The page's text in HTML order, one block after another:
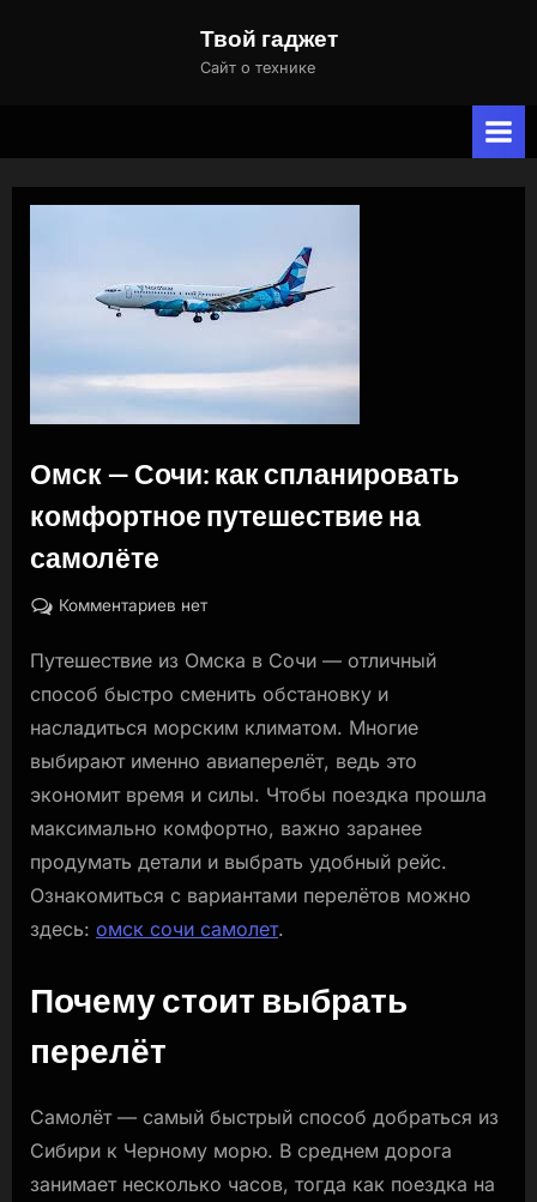
Твой гаджет
Сайт о технике
Омск — Сочи: как спланировать
комфортное путешествие на
самолёте
Posted
20.04.2026
By
naslili
Комментариев к
Омск
—
как
спланировать
комфортное
путешествие
нет
Путешествие из Омска в Сочи — отличный
способ быстро сменить обстановку и
насладиться морским климатом. Многие
выбирают именно авиаперелёт, ведь это
экономит время и силы. Чтобы поездка прошла
максимально комфортно, важно заранее
продумать детали и выбрать удобный рейс.
Ознакомиться с вариантами перелётов можно
здесь: омск сочи самолет.
Почему стоит выбрать
перелёт
Самолёт — самый быстрый способ добраться из
Сибири к Черному морю. В среднем дорога
занимает несколько часов, тогда как поездка на